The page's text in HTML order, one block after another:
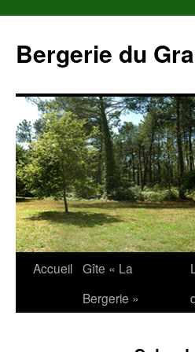
contenu
Bergerie du
Accueil Gîte « La
Bergerie »